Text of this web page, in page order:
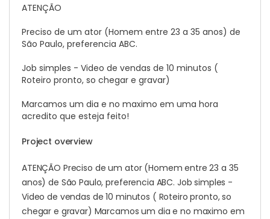
ATENÇÃO
Preciso de um ator (Homem entre 23 a 35 anos) de
São Paulo, preferencia ABC.
Job simples - Video de vendas de 10 minutos (
Roteiro pronto, so chegar e gravar)
Marcamos um dia e no maximo em uma hora
acredito que esteja feito!
Project overview
ATENÇÃO Preciso de um ator (Homem entre 23 a 35
anos) de São Paulo, preferencia ABC. Job simples -
Video de vendas de 10 minutos ( Roteiro pronto, so
chegar e gravar) Marcamos um dia e no maximo em